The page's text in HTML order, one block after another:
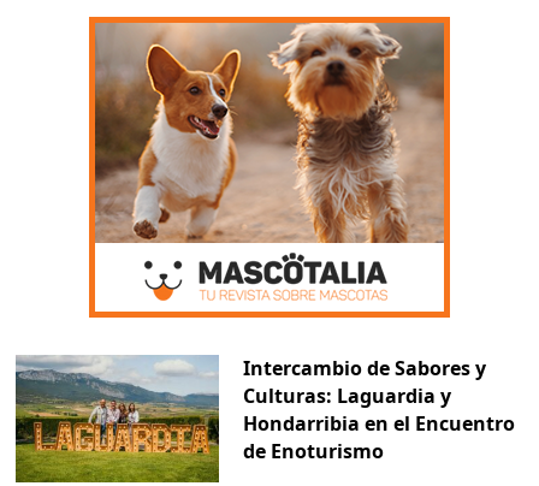
Intercambio de Sabores y
Culturas: Laguardia y
Hondarribia en el Encuentro
de Enoturismo